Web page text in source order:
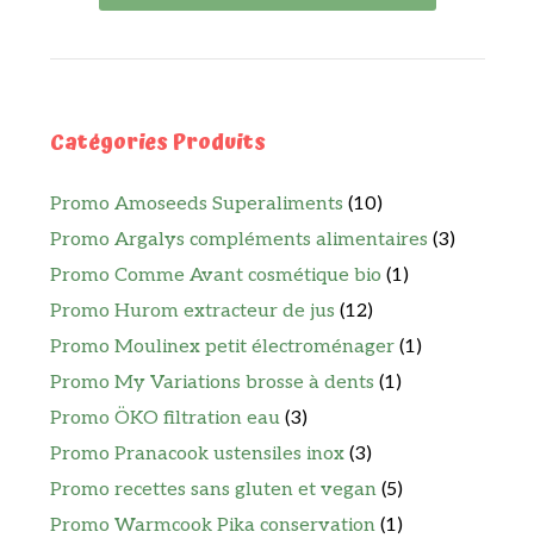
Catégories Produits
Promo Amoseeds Superaliments (10)
Promo Argalys compléments alimentaires (3)
Promo Comme Avant cosmétique bio (1)
Promo Hurom extracteur de jus (12)
Promo Moulinex petit électroménager (1)
Promo My Variations brosse à dents (1)
Promo ÖKO filtration eau (3)
Promo Pranacook ustensiles inox (3)
Promo recettes sans gluten et vegan (5)
Promo Warmcook Pika conservation (1)